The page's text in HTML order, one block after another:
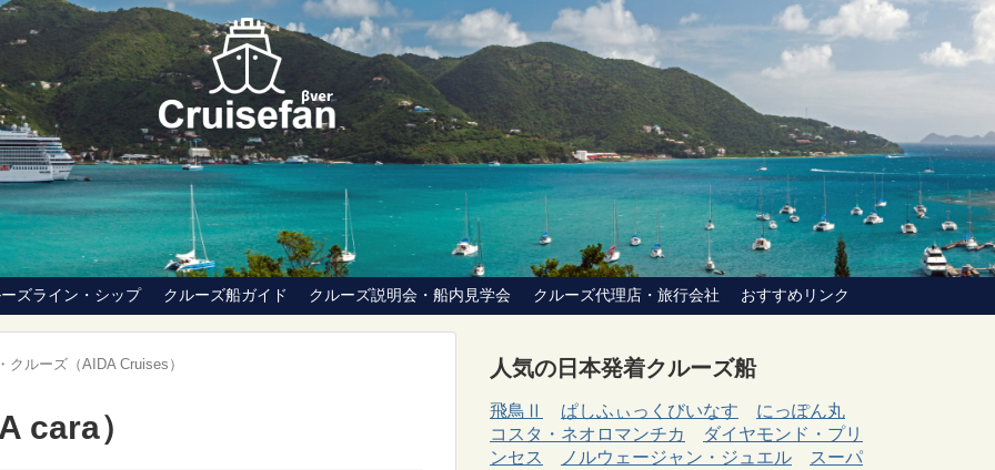
ズライン・シップ クルーズ船ガイド クルーズ説明会・船内見学会 クルーズ代理店・旅行会社 おすすめリンク
クルーズ（AIDA Cruises）
cara）
人気の日本発着クルーズ船
飛鳥Ⅱ ぱしふぃっくびいなす
にっぽん丸
コスタ・ネオロマンチカ
ダイヤモンド・プリ
ンセス
ノルウェージャン・ジュエル
スーパ